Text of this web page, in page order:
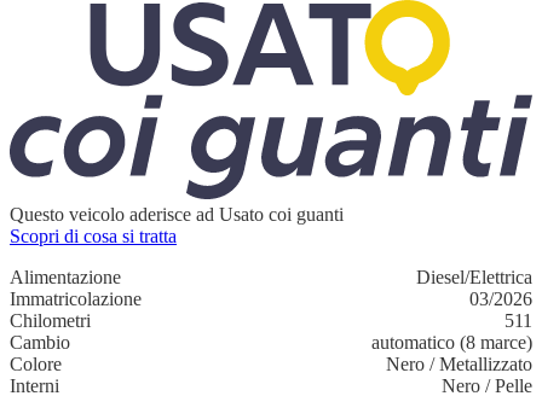
Questo veicolo aderisce ad Usato coi guanti
Scopri di cosa si tratta
Alimentazione
Diesel/Elettrica
Immatricolazione
03/2026
Chilometri
511
Cambio
automatico (8 marce)
Colore
Nero /Metallizzato
Interni
Nero /Pelle